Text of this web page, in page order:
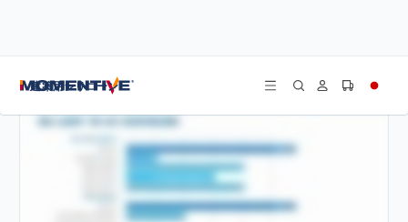
建築用シリコーン
シリコーン耐空・耐水性バリアのメリット Webinar 2022年7月号